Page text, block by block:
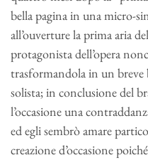
bella pagina in una micro-
all’ouverture la prima aria
protagonista dell’opera
trasformandola in un
solista; in conclusione del
l’occasione una
ed egli sembrò amare
creazione d’occasione